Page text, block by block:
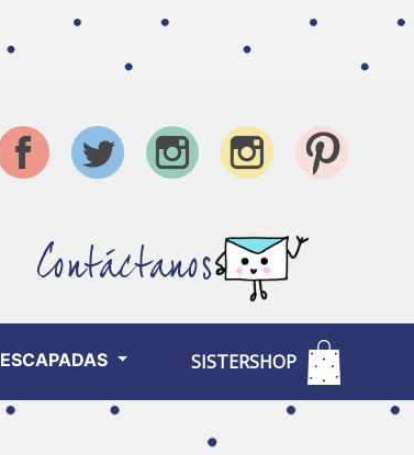
Contáctanos
ESCAPADAS SISTERSHOP